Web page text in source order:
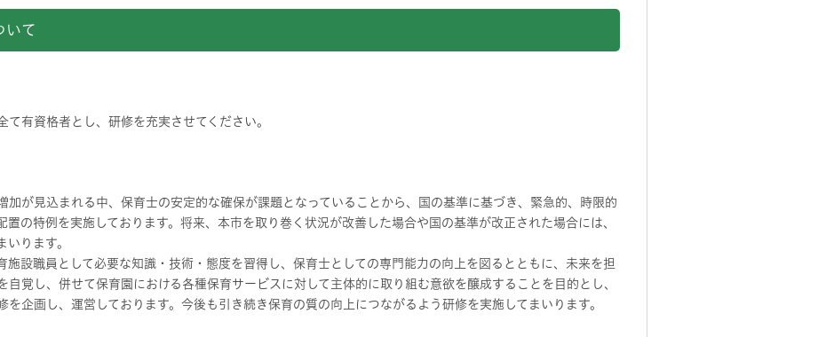
いて
て有資格者とし、研修を充実させてください。
が見込まれる中、保育士の安定的な確保が課題となっていることから、国の基準に基づき、緊急的、時限的
置の特例を実施しております。将来、本市を取り巻く状況が改善した場合や国の基準が改正された場合には、
いります。
設職員として必要な知識・技術・態度を習得し、保育士としての専門能力の向上を図るとともに、未来を担
自覚し、併せて保育園における各種保育サービスに対して主体的に取り組む意欲を醸成することを目的とし、
を企画し、運営しております。今後も引き続き保育の質の向上につながるよう研修を実施してまいります。